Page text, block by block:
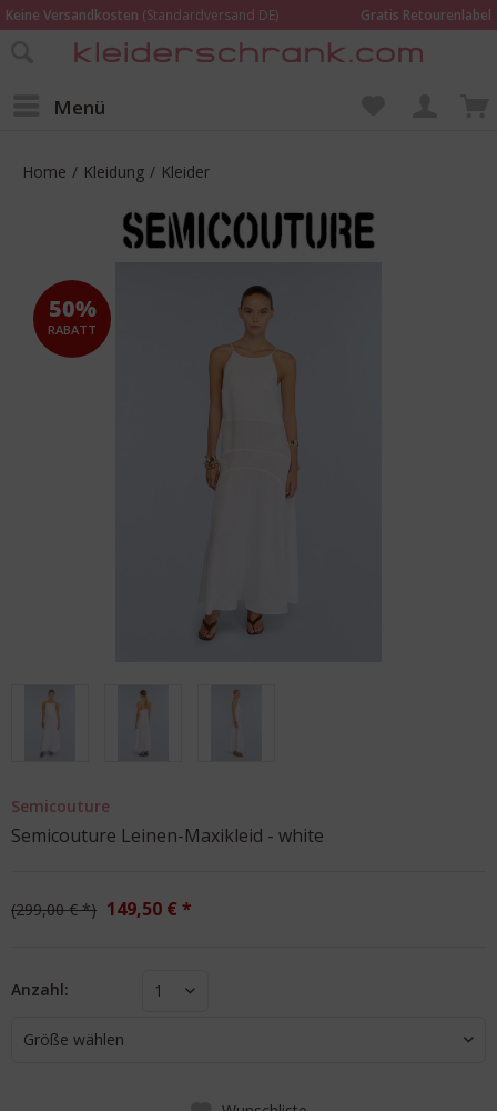
Keine Versandkosten (Standardversand DE)
Gratis Retourenlabel
Online bestellen – im Geschäft in Kempen anprobieren und beraten lassen
Menü
Home / Kleidung / Kleider
50%
RABATT
Semicouture
Semicouture Leinen-Maxikleid - white
299,00 € * 149,50 € *
Anzahl: 1
Größe wählen